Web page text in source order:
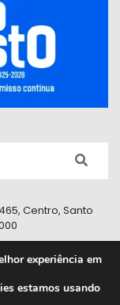
Centro, Santo
experiência em
estamos usando